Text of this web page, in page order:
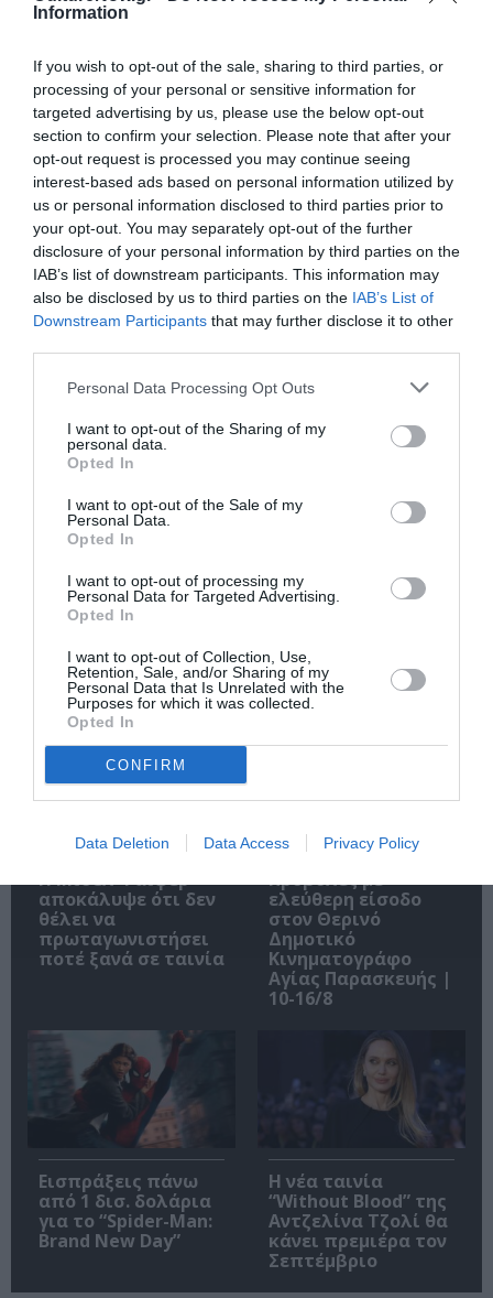
Information
If you wish to opt-out of the sale, sharing to third parties, or
processing of your personal or sensitive information for
targeted advertising by us, please use the below opt-out
section to confirm your selection. Please note that after your
opt-out request is processed you may continue seeing
interest-based ads based on personal information utilized by
us or personal information disclosed to third parties prior to
your opt-out. You may separately opt-out of the further
disclosure of your personal information by third parties on the
IAB’s list of downstream participants. This information may
also be disclosed by us to third parties on the IAB’s List of
Downstream Participants that may further disclose it to other
Personal Data Processing Opt Outs
I want to opt-out of the Sharing of my
personal data.
Opted In
I want to opt-out of the Sale of my
Personal Data.
Opted In
I want to opt-out of processing my
Personal Data for Targeted Advertising.
Opted In
I want to opt-out of Collection, Use,
Retention, Sale, and/or Sharing of my
Personal Data that Is Unrelated with the
Purposes for which it was collected.
Opted In
CONFIRM
Data Deletion Data Access Privacy Policy
Ακολουθήστε το Culturenow.gr στο
Δείτε όλα τατελευταία νέαγια την Τέχνη και τον
Πολιτισμό στοCulturenow.gr
Νέοι Διαγωνισμοί❯
Tags
ΔΙΑΛΕΞΕΙΣ - ΟΜΙΛΙΕΣ
ΙΔΡΥΜΑ ΩΝΑΣΗ
ΝΤΟΚΙΜΑΝΤΕΡ - ΙΣΤΟΡΙΚΕΣ ΤΑΙΝΙΕΣ
ΞΕΝΕΣ ΤΑΙΝΙΕΣ
Κάθε βδομάδα στο e-mail σας τα τελευταία νέα για
την Τέχνη και τον Πολιτισμό!
Σχετικά Άρθρα
Η Μισέλ Φάιφερ
αποκάλυψε ότι δεν
θέλει να
πρωταγωνιστήσει
ποτέ ξανά σε ταινία
Προβολές με
ελεύθερη είσοδο
στον Θερινό
Δημοτικό
Κινηματογράφο
Αγίας Παρασκευής |
10-16/8
Εισπράξεις πάνω
από 1 δισ. δολάρια
για το “Spider-Man:
Brand New Day”
Η νέα ταινία
“Without Blood” της
Αντζελίνα Τζολί θα
κάνει πρεμιέρα τον
Σεπτέμβριο